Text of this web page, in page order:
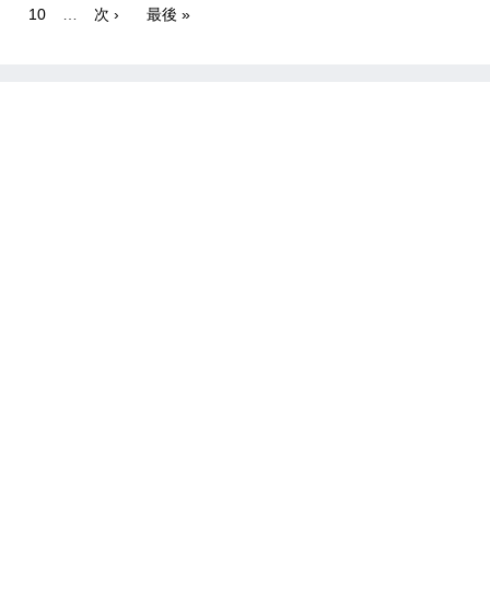
10
次 › 最後 »